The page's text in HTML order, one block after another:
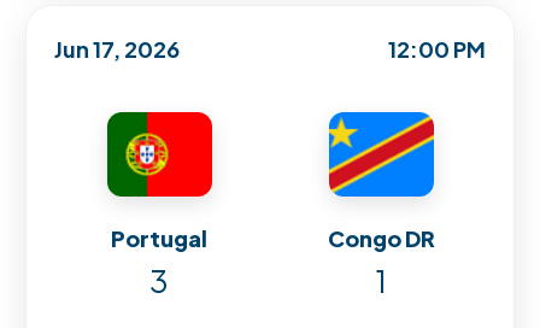
Jun 17, 2026 12:00 PM
Portugal Congo DR
3 1